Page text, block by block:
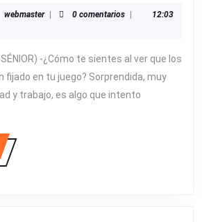
2017!
webmasterwebmaster0 comentarios
12:03
-¿Cómo te sientes al ver que los
fijado en tu juego? Sorprendida, muy
y trabajo, es algo que intento